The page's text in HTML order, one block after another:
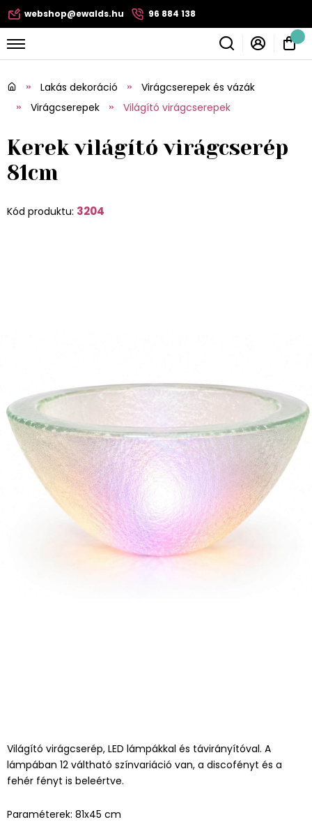
webshop@ewalds.hu 96 884 138
Lakás dekoráció
Virágcserepek és vázák
Virágcserepek
Világító virágcserepek
Kerek világító virágcserép
81cm
Kód produktu: 3204
Világító virágcserép, LED lámpákkal és távirányítóval. A
lámpában 12 váltható színvariáció van, a discofényt és a
fehér fényt is beleértve.
Paraméterek: 81x45 cm